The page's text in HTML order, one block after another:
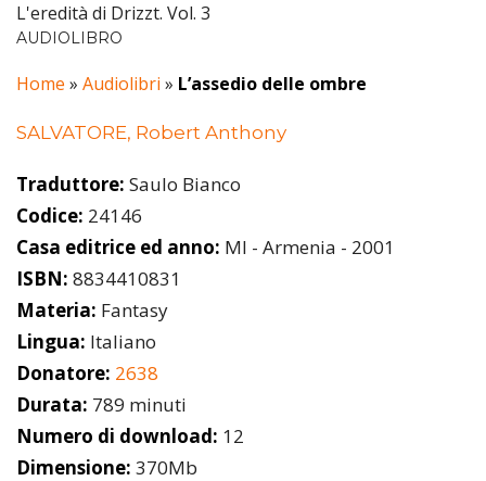
L'eredità di Drizzt. Vol. 3
AUDIOLIBRO
Home » Audiolibri » L’assedio delle ombre
SALVATORE, Robert Anthony
Traduttore: Saulo Bianco
Codice: 24146
Casa editrice ed anno: MI - Armenia - 2001
ISBN: 8834410831
Materia: Fantasy
Lingua: Italiano
Donatore: 2638
Durata: 789 minuti
Numero di download: 12
Dimensione: 370Mb